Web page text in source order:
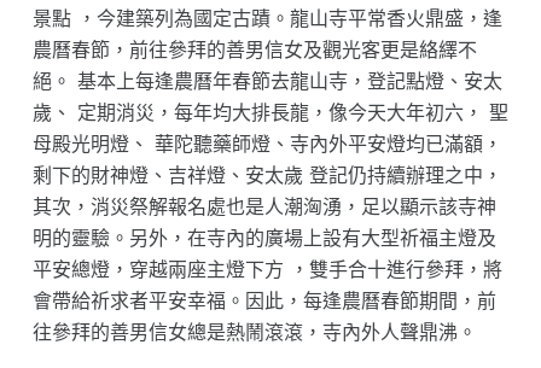
景點 ，今建築列為國定古蹟。龍山寺平常香火鼎盛，逢
農曆春節，前往參拜的善男信女及觀光客更是絡繹不
絕。 基本上每逢農曆年春節去龍山寺，登記點燈、安太
歲、 定期消災，每年均大排長龍，像今天大年初六， 聖
母殿光明燈、 華陀聽藥師燈、寺內外平安燈均已滿額，
剩下的財神燈、吉祥燈、安太歲 登記仍持續辦理之中，
其次，消災祭解報名處也是人潮洶湧，足以顯示該寺神
明的靈驗。另外，在寺內的廣場上設有大型祈福主燈及
平安總燈，穿越兩座主燈下方 ，雙手合十進行參拜，將
會帶給祈求者平安幸福。因此，每逢農曆春節期間，前
往參拜的善男信女總是熱鬧滾滾，寺內外人聲鼎沸。